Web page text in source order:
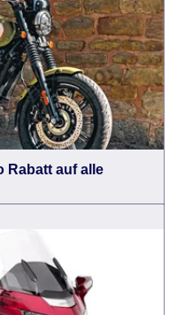
Rabatt auf alle